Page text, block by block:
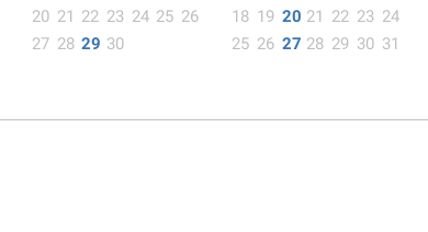
20 21 22 23 24 25 26
27 28 29 30
18 19 20 21 22 23 24
25 26 27 28 29 30 31